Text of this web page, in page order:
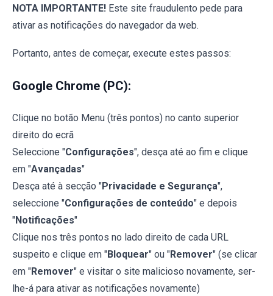
NOTA IMPORTANTE! Este site fraudulento pede para
ativar as notificações do navegador da web.
Portanto, antes de começar, execute estes passos:
Google Chrome (PC):
Clique no botão Menu (três pontos) no canto superior
direito do ecrã
Seleccione "Configurações", desça até ao fim e clique
em "Avançadas"
Desça até à secção "Privacidade e Segurança",
seleccione "Configurações de conteúdo" e depois
"Notificações"
Clique nos três pontos no lado direito de cada URL
suspeito e clique em "Bloquear" ou "Remover" (se clicar
em "Remover" e visitar o site malicioso novamente, ser-
lhe-á para ativar as notificações novamente)